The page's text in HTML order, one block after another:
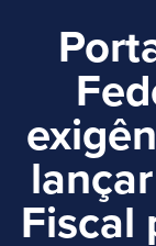
Fiscal